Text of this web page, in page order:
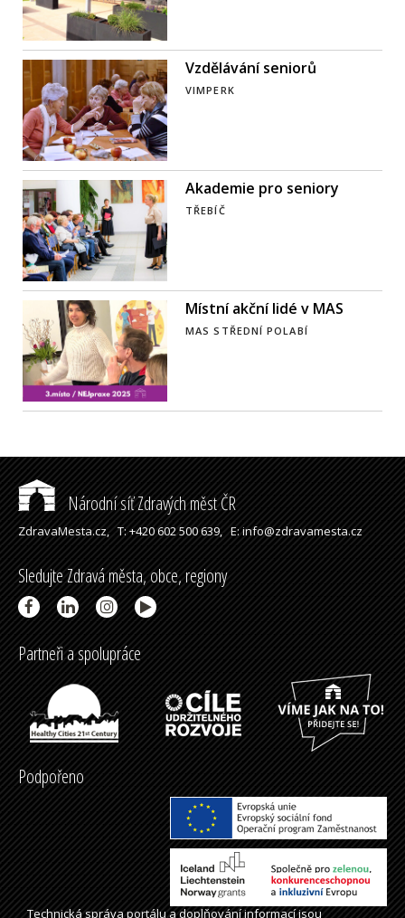
Vzdělávání seniorů
VIMPERK
Akademie pro seniory
TŘEBÍČ
Místní akční lidé v MAS
MAS STŘEDNÍ POLABÍ
Národní síť Zdravých měst ČR
ZdravaMesta.cz,T: +420 602 500 639,E: info@zdravamesta.cz
Sledujte Zdravá města, obce, regiony
Partneři a spolupráce
Podpořeno
Technická správaportálua doplňování informací jsou